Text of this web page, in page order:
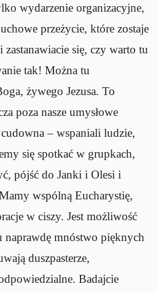
wydarzenie organizacyjne,
przeżycie, które zostaje
zastanawiacie się, czy warto tu
tak! Można tu
żywego Jezusa. To
poza nasze umysłowe
– wspaniali ludzie,
się spotkać w grupkach,
pójść do Janki i Olesi i
wspólną Eucharystię,
w ciszy. Jest możliwość
naprawdę mnóstwo pięknych
duszpasterze,
Badajcie